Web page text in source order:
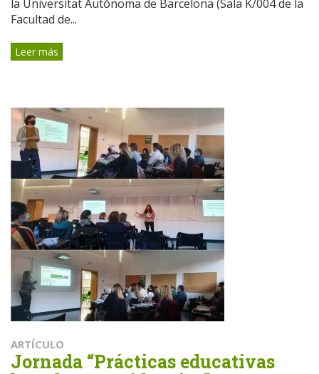
la Universitat Autònoma de Barcelona (Sala K/004 de la
Facultad de...
Leer más
ARTÍCULO
Jornada “Prácticas educativas